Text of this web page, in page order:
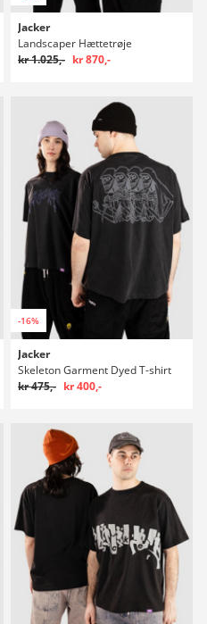
Jacker
Landscaper Hættetrøje
kr 1.025,- kr 870,-
-16%
Jacker
Skeleton Garment Dyed T-shirt
kr 475,- kr 400,-